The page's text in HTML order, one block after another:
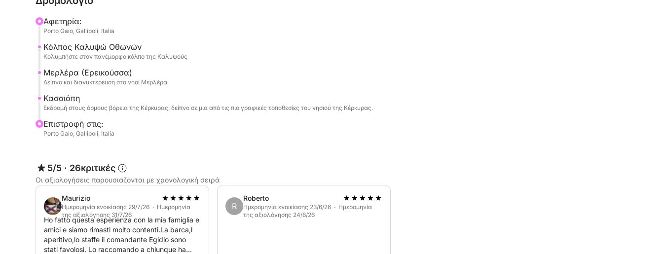
🌴 Ημέρα 2 – Σάββατο | Ερεικούσα → Κασσιόπη
Πρωινό στο πλοίο και αναχώρηση για την Κασσιόπη.
Στάσεις για κολύμπι κατά μήκος της διαδρομής σε γραφικούς κολπίσκους.
Άφιξη στην Κασσιόπη, ελεύθερος χρόνος και ένα βράδυ εξερεύνησης χαρακτηριστικών
μπαρ και παραθαλάσσιων εστιατορίων (προαιρετικά).
Διανυκτέρευση στο πλοίο.
Επιστροφή με στάσεις για κολύμπι κατά μήκος της διαδρομής (αν το επιτρέπει ο καιρός).
Άφιξη στην Καλλίπολη το απόγευμα/βράδυ.
Αφετηρία:
Porto Gaio, Gallipoli, Italia
Κόλπος Καλυψώ Οθωνών
Κολυμπήστε στον πανέμορφο κόλπο της Καλυψούς
Μερλέρα (Ερεικούσσα)
Δείπνο και διανυκτέρευση στο νησί Μερλέρα
Κασσιόπη
Εκδρομή στους όρμους βόρεια της Κέρκυρας, δείπνο σε μια από τις πιο γραφικές τοποθεσίες του νησιού της Κέρκυρας.
Επιστροφή στις:
Porto Gaio, Gallipoli, Italia
5/5 · 26κριτικές
Οι αξιολογήσεις παρουσιάζονται με χρονολογική σειρά
Maurizio
Ημερομηνία ενοικίασης 29/7/26 · Ημερομηνία
της αξιολόγησης 31/7/26
Ho fatto questa esperienza con la mia famiglia e
amici e siamo rimasti molto contenti.La barca,l
aperitivo,lo staffe il comandante Egidio sono
stati favolosi. Lo raccomando a chiunque ha
R
Roberto
Ημερομηνία ενοικίασης 23/6/26 · Ημερομηνία
της αξιολόγησης 24/6/26